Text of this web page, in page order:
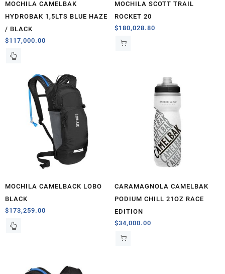
MOCHILA CAMELBAK
HYDROBAK 1,5LTS BLUE HAZE
/ BLACK
$117,000.00
MOCHILA SCOTT TRAIL
ROCKET 20
$180,028.80
MOCHILA CAMELBACK LOBO
BLACK
$173,259.00
CARAMAGNOLA CAMELBAK
PODIUM CHILL 21OZ RACE
EDITION
$34,000.00